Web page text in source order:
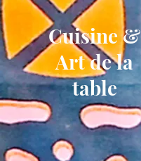
Cuisine &
Art de la
table